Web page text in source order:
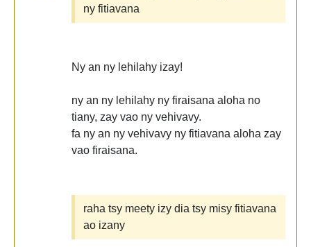
ny fitiavana
Ny an ny lehilahy izay!
ny an ny lehilahy ny firaisana aloha no
tiany, zay vao ny vehivavy.
fa ny an ny vehivavy ny fitiavana aloha zay
vao firaisana.
raha tsy meety izy dia tsy misy fitiavana
ao izany